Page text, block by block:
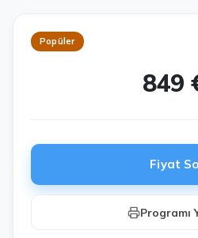
Popüler
849
Fiyat
Programı